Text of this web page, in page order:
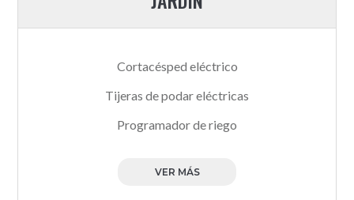
Cortacésped eléctrico
Tijeras de podar eléctricas
Programador de riego
VER MÁS